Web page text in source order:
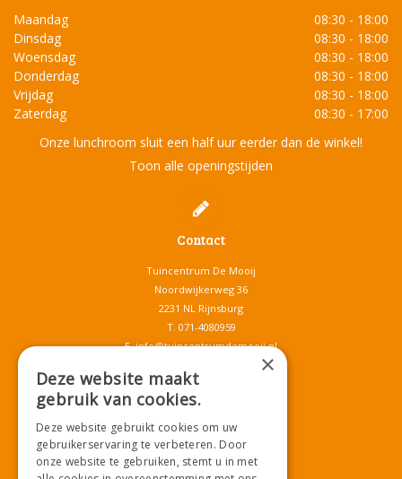
Maandag
08:30 - 18:00
Dinsdag
08:30 - 18:00
Woensdag
08:30 - 18:00
Donderdag
08:30 - 18:00
Vrijdag
08:30 - 18:00
Zaterdag
08:30 - 17:00
Onze lunchroom sluit een half uur eerder dan de winkel!
Toon alle openingstijden
Contact
Tuincentrum De Mooij
Noordwijkerweg 36
2231 NL Rijnsburg
T. 071-4080959
E.info@tuincentrumdemooij.nl
Download onze App!
×
Deze website maakt
gebruik van cookies.
Deze website gebruikt cookies om uw
gebruikerservaring te verbeteren. Door
onze website te gebruiken, stemt u in met